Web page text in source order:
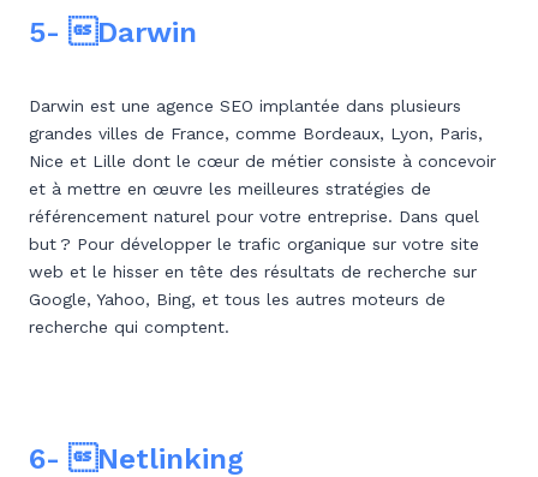
5- Darwin
Darwin est une agence SEO implantée dans plusieurs
grandes villes de France, comme Bordeaux, Lyon, Paris,
Nice et Lille dont le cœur de métier consiste à concevoir
et à mettre en œuvre les meilleures stratégies de
référencement naturel pour votre entreprise. Dans quel
but ? Pour développer le trafic organique sur votre site
web et le hisser en tête des résultats de recherche sur
Google, Yahoo, Bing, et tous les autres moteurs de
recherche qui comptent.
6- Netlinking